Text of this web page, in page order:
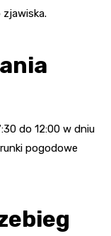
do 12:00 w dniu
pogodowe